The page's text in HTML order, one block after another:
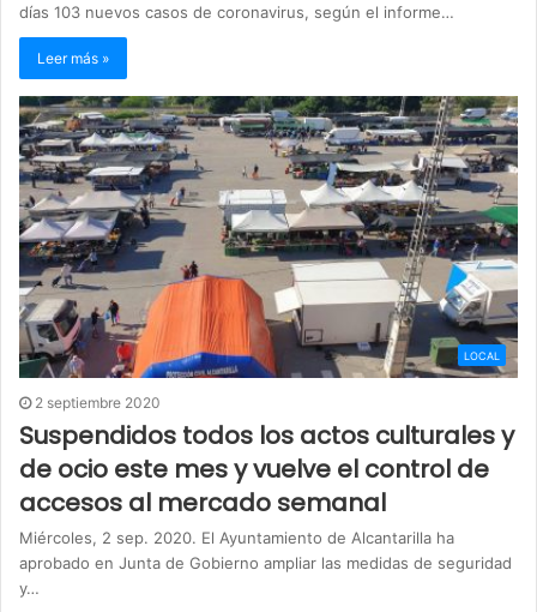
días 103 nuevos casos de coronavirus, según el informe…
Leer más »
LOCAL
2 septiembre 2020
Suspendidos todos los actos culturales y
de ocio este mes y vuelve el control de
accesos al mercado semanal
Miércoles, 2 sep. 2020. El Ayuntamiento de Alcantarilla ha
aprobado en Junta de Gobierno ampliar las medidas de seguridad
y…